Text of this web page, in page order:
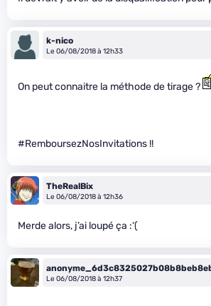
k-nico
Le 06/08/2018 à 12h33
On peut connaitre la méthode de tirage ?
#RemboursezNosInvitations !!
TheRealBix
Le 06/08/2018 à 12h36
Merde alors, j’ai loupé ça :‘(
Le 06/08/2018 à 12h37